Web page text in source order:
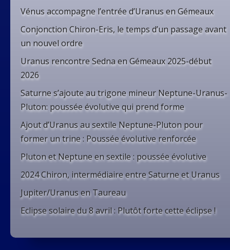
Vénus accompagne l’entrée d’Uranus en Gémeaux
Conjonction Chiron-Eris, le temps d’un passage avant
un nouvel ordre
Uranus rencontre Sedna en Gémeaux 2025-début
2026
Saturne s’ajoute au trigone mineur Neptune-Uranus-
Pluton: poussée évolutive qui prend forme
Ajout d’Uranus au sextile Neptune-Pluton pour
former un trine : Poussée évolutive renforcée
Pluton et Neptune en sextile : poussée évolutive
2024 Chiron, intermédiaire entre Saturne et Uranus
Jupiter/Uranus en Taureau
Eclipse solaire du 8 avril : Plutôt forte cette éclipse !